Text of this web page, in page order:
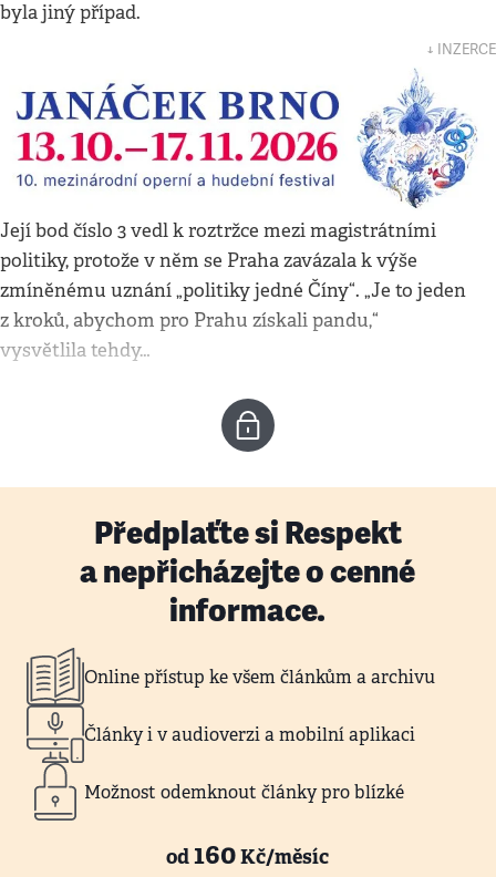
byla jiný případ.
↓ INZERCE
Její bod číslo 3 vedl k roztržce mezi magistrátními
politiky, protože v něm se Praha zavázala k výše
zmíněnému uznání „politiky jedné Číny“. „Je to jeden
z kroků, abychom pro Prahu získali pandu,“
vysvětlila tehdy…
Předplaťte si Respekt
a nepřicházejte o cenné
informace.
Online přístup ke všem článkům a archivu
Články i v audioverzi a mobilní aplikaci
Možnost odemknout články pro blízké
od160Kč/měsíc